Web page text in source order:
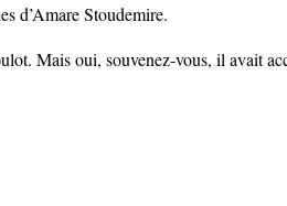
d’Amare Stoudemire.
Mais oui, souvenez-vous, il avait